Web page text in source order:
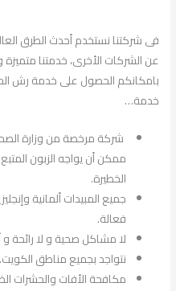
فى شركتنا نستخدم أحدث الطرق
عن الشركات الأخرى، خدمتنا
بامكانكم الحصول على خدمة رش
خدمة…
شركة مرخصة من وزارة
ممكن أن يواجه الزبون
الخطيرة.
جميع المبيدات ألمانية
فعالة.
لا مشاكل صحية و لا رائحة
نتواجد بجميع مناطق الكويت.
مكافحة الأفات والحشرات